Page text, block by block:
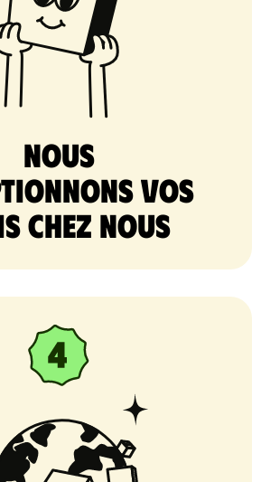
nous
vos
chez nous